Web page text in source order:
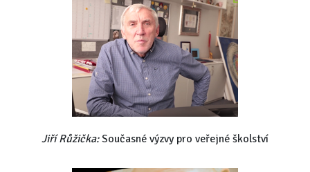
Jiří Růžička:Současné výzvy pro veřejné školství